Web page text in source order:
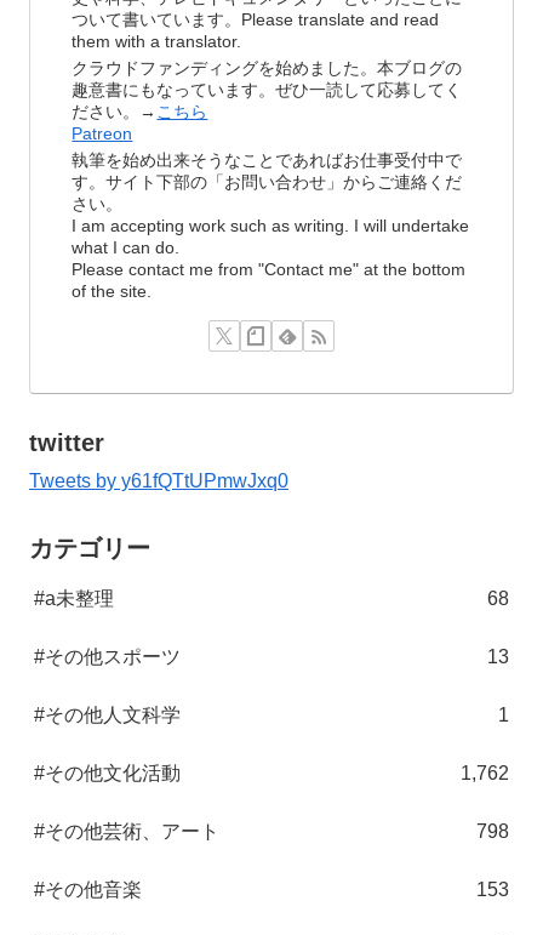
ついて書いています。Please translate and read
them with a translator.
クラウドファンディングを始めました。本ブログの
趣意書にもなっています。ぜひ一読して応募してく
ださい。→ こちら
Patreon
執筆を始め出来そうなことであればお仕事受付中で
す。サイト下部の「お問い合わせ」からご連絡くだ
さい。
I am accepting work such as writing. I will undertake
what I can do.
Please contact me from "Contact me" at the bottom
of the site.
twitter
Tweets by y61fQTtUPmwJxq0
カテゴリー
#a未整理 68
#その他スポーツ 13
#その他人文科学 1
#その他文化活動 1,762
#その他芸術、アート 798
#その他音楽 153